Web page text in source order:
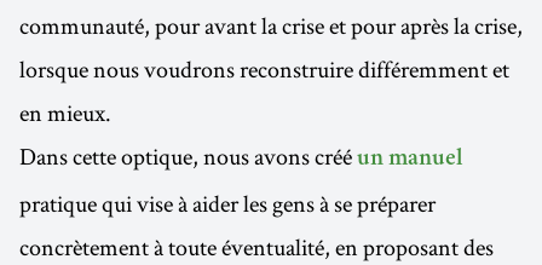
communauté, pour avant la crise et pour après la crise,
lorsque nous voudrons reconstruire différemment et
en mieux.
Dans cette optique, nous avons créé un manuel
pratique qui vise à aider les gens à se préparer
concrètement à toute éventualité, en proposant des